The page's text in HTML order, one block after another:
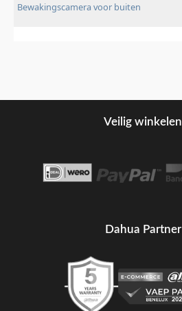
Bewakingscamera voor buiten
Veilig winkelen
Dahua Partner